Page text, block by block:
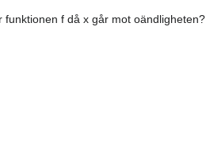
f då x går mot oändligheten?